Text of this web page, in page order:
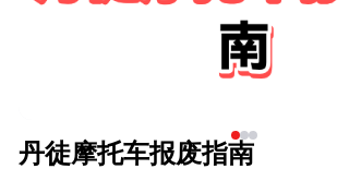
丹徒摩托车报废指南